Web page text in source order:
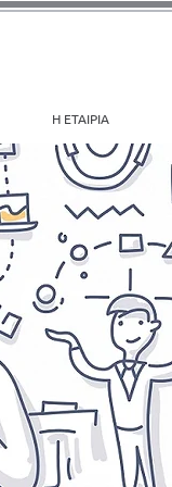
Η ΕΤΑΙΡΙΑ